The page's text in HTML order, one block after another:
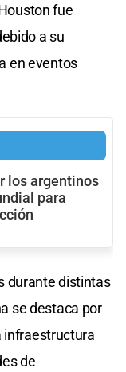
fue
a su
en eventos
los argentinos
para
durante distintas
se destaca por
infraestructura
de